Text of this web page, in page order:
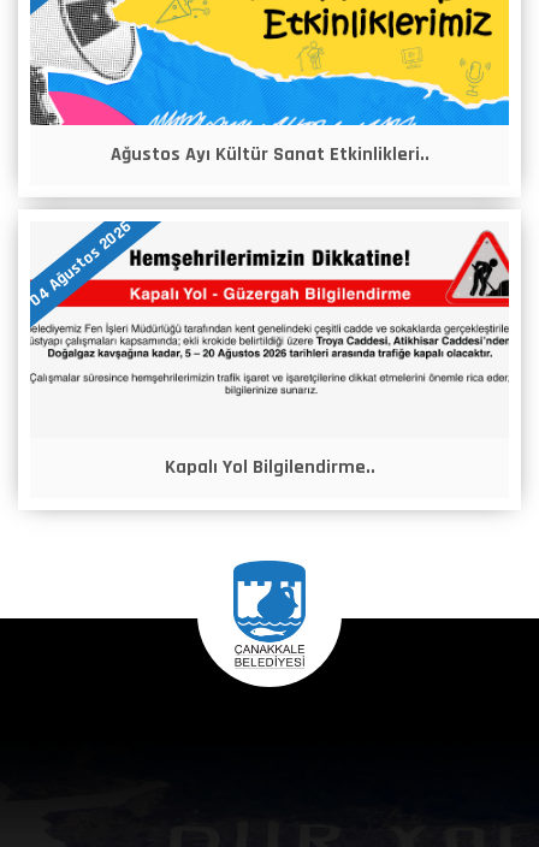
Ağustos Ayı Kültür Sanat Etkinlikleri..
04 Ağustos 2026
Kapalı Yol Bilgilendirme..